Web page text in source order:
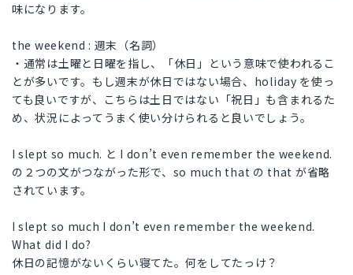
味になります。
the weekend : 週末（名詞）
・通常は土曜と日曜を指し、「休日」という意味で使われるこ
とが多いです。もし週末が休日ではない場合、holiday を使っ
ても良いですが、こちらは土日ではない「祝日」も含まれるた
め、状況によってうまく使い分けられると良いでしょう。
I slept so much. と I don’t even remember the weekend.
の２つの文がつながった形で、so much that の that が省略
されています。
I slept so much I don’t even remember the weekend.
What did I do?
休日の記憶がないくらい寝てた。何をしてたっけ？